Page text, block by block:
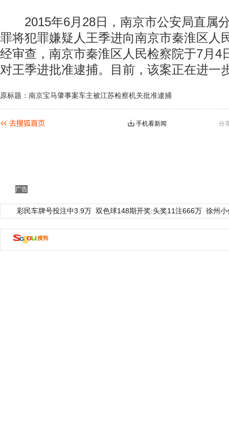
2015年6月28日，南京市公安局直属
罪将犯罪嫌疑人王季进向南京市秦淮区人
经审查，南京市秦淮区人民检察院于7月4
对王季进批准逮捕。目前，该案正在进一
原标题：南京宝马肇事案车主被江苏检察机关批准逮捕
分
手机看新闻
广告
彩民车牌号投注中3.9万 双色球148期开奖:头奖11注666万 徐州